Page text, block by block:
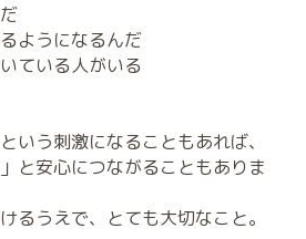
ようになるんだ
ている人がいる
いう刺激になることもあれば、
と安心につながることもありま
るうえで、とても大切なこと。